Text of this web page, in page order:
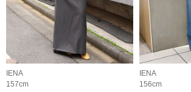
IENA
157cm
IENA
156cm